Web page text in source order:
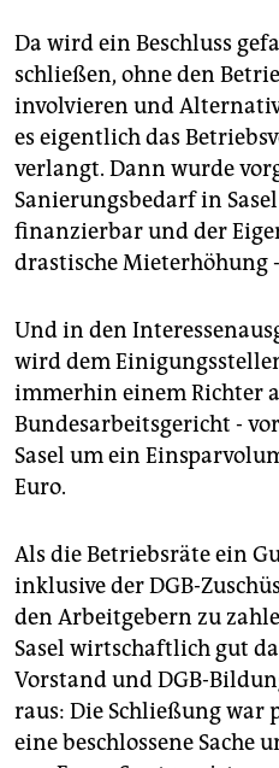
unterstützen
abo
genossenschaft
epaper login
Da wird ein Beschluss
schließen, ohne den
involvieren und
es eigentlich das
verlangt. Dann wurde
Sanierungsbedarf in
finanzierbar und der
drastische Mieterhöhung
Und in den
wird dem
immerhin einem Richter
Bundesarbeitsgericht -
Sasel um ein
Euro.
Als die Betriebsräte ein
inklusive der DGB-
den Arbeitgebern zu
Sasel wirtschaftlich gut
Vorstand und DGB-
raus: Die Schließung war
eine beschlossene Sache